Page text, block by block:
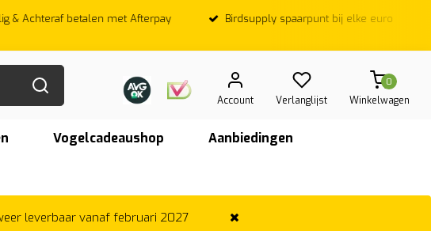
Afterpay Birdsupply spaarpunt bij elke euro
Op werkdagen;
Account Verlanglijst
0
Winkelwagen
Vogelcadeaushop Aanbiedingen
leverbaar vanaf februari 2027